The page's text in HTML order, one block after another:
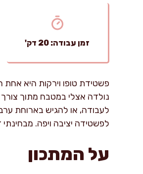
זמן עבודה: 20 דק'
פשטידת טופו וירקות היא אחת
נולדה אצלי במטבח מתוך
לעבודה, או להגיש בארוחת
לפשטידה יציבה ויפה.
על המתכון